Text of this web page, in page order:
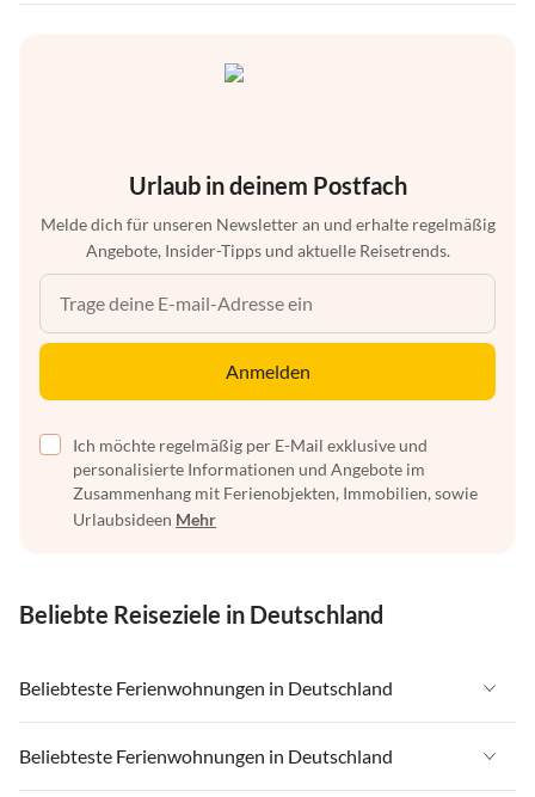
Urlaub in deinem Postfach
Melde dich für unseren Newsletter an und erhalte regelmäßig
Angebote, Insider-Tipps und aktuelle Reisetrends.
Anmelden
Ich möchte regelmäßig per E-Mail exklusive und
personalisierte Informationen und Angebote im
Zusammenhang mit Ferienobjekten, Immobilien, sowie
Urlaubsideen Mehr
Beliebte Reiseziele in Deutschland
Beliebteste Ferienwohnungen in Deutschland
Ferienwohnungen in Deutschland
Beliebteste Ferienwohnungen in Deutschland